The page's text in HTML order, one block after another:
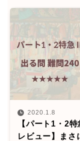
2020.1.8
【パート1・2
レビュー】まさ